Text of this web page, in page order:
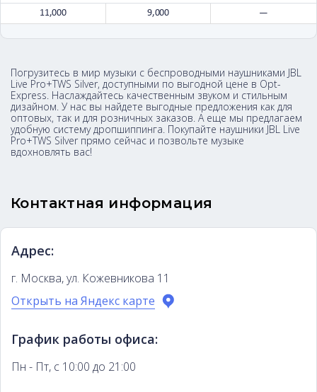
11,000
9,000 —
Погрузитесь в мир музыки с беспроводными наушниками JBL
Live Pro+TWS Silver, доступными по выгодной цене в Opt-
Express. Наслаждайтесь качественным звуком и стильным
дизайном. У нас вы найдете выгодные предложения как для
оптовых, так и для розничных заказов. А еще мы предлагаем
удобную систему дропшиппинга. Покупайте наушники JBL Live
Pro+TWS Silver прямо сейчас и позвольте музыке
вдохновлять вас!
Контактная информация
Адрес:
г. Москва, ул. Кожевникова 11
Открыть на Яндекс карте
График работы офиса:
Пн - Пт, с 10:00 до 21:00